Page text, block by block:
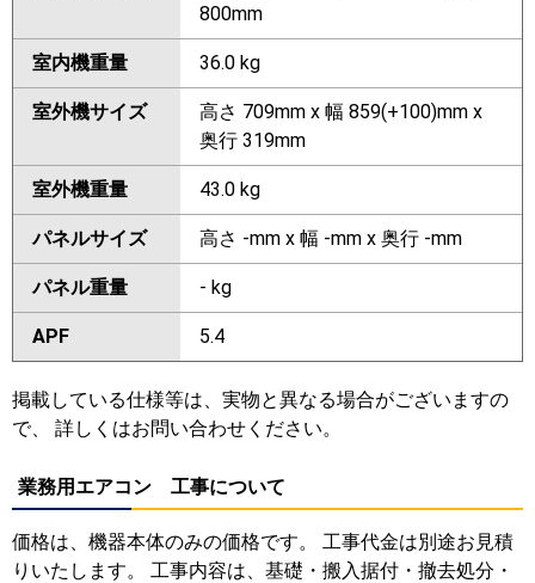
800mm
室内機重量 36.0 kg
室外機サイズ
高さ 709mm x 幅 859(+100)mm x
奥行 319mm
室外機重量 43.0 kg
パネルサイズ 高さ -mm x 幅 -mm x 奥行 -mm
パネル重量 - kg
APF 5.4
掲載している仕様等は、実物と異なる場合がございますの
で、 詳しくはお問い合わせください。
業務用エアコン 工事について
価格は、機器本体のみの価格です。 工事代金は別途お見積
りいたします。 工事内容は、基礎・搬入据付・撤去処分・